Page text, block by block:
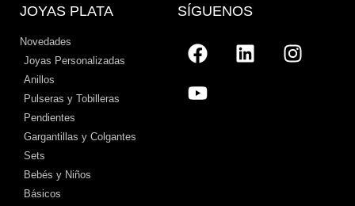
JOYAS PLATA
Novedades
Joyas Personalizadas
Anillos
Pulseras y Tobilleras
Pendientes
Gargantillas y Colgantes
Sets
Bebés y Niños
Básicos
SÍGUENOS